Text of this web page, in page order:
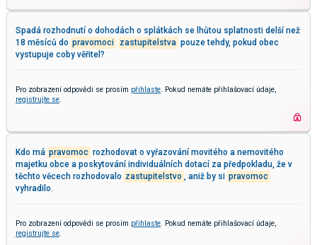
Spadá rozhodnutí o dohodách o splátkách se lhůtou splatnosti delší než
18 měsíců do pravomoci zastupitelstva pouze tehdy, pokud obec
vystupuje coby věřitel?
Pro zobrazení odpovědi se prosím přihlaste. Pokud nemáte přihlašovací údaje,
registrujte se.
Kdo má pravomoc rozhodovat o vyřazování movitého a nemovitého
majetku obce a poskytování individuálních dotací za předpokladu, že v
těchto věcech rozhodovalo zastupitelstvo , aniž by si pravomoc
vyhradilo.
Pro zobrazení odpovědi se prosím přihlaste. Pokud nemáte přihlašovací údaje,
registrujte se.